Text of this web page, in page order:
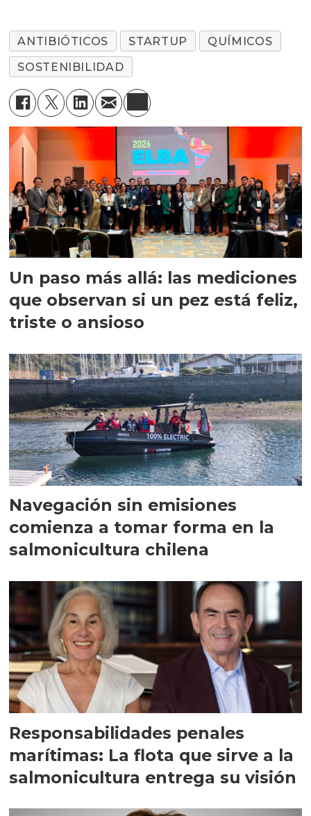
ANTIBIÓTICOS STARTUP
QUÍMICOS
SOSTENIBILIDAD
Un paso más allá: las mediciones
que observan si un pez está feliz,
triste o ansioso
Navegación sin emisiones
comienza a tomar forma en la
salmonicultura chilena
Responsabilidades penales
marítimas: La flota que sirve a la
salmonicultura entrega su visión